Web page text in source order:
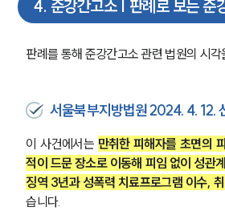
주요 업무사례
법률정보
업무분야
성범죄대응부
전체
4. 준강간고소 | 판례로 보는 준
판례를 통해 준강간고소 관련 법원의 시
서울북부지방법원 2024. 4.
이 사건에서는 만취한 피해자를 초면의
적이 드문 장소로 이동해 피임 없이 성관
징역 3년과 성폭력 치료프로그램 이수,
습니다.